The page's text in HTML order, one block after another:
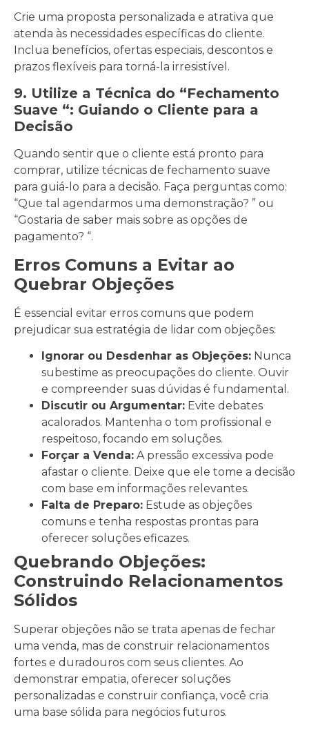
Crie uma proposta personalizada e atrativa que
atenda às necessidades específicas do cliente.
Inclua benefícios, ofertas especiais, descontos e
prazos flexíveis para torná-la irresistível.
9. Utilize a Técnica do “Fechamento
Suave “: Guiando o Cliente para a
Decisão
Quando sentir que o cliente está pronto para
comprar, utilize técnicas de fechamento suave
para guiá-lo para a decisão. Faça perguntas como:
“Que tal agendarmos uma demonstração? ” ou
“Gostaria de saber mais sobre as opções de
pagamento? “.
Erros Comuns a Evitar ao
Quebrar Objeções
É essencial evitar erros comuns que podem
prejudicar sua estratégia de lidar com objeções:
Ignorar ou Desdenhar as Objeções: Nunca
subestime as preocupações do cliente. Ouvir
e compreender suas dúvidas é fundamental.
Discutir ou Argumentar: Evite debates
acalorados. Mantenha o tom profissional e
respeitoso, focando em soluções.
Forçar a Venda: A pressão excessiva pode
afastar o cliente. Deixe que ele tome a decisão
com base em informações relevantes.
Falta de Preparo: Estude as objeções
comuns e tenha respostas prontas para
oferecer soluções eficazes.
Quebrando Objeções:
Construindo Relacionamentos
Sólidos
Superar objeções não se trata apenas de fechar
uma venda, mas de construir relacionamentos
fortes e duradouros com seus clientes. Ao
demonstrar empatia, oferecer soluções
personalizadas e construir confiança, você cria
uma base sólida para negócios futuros.